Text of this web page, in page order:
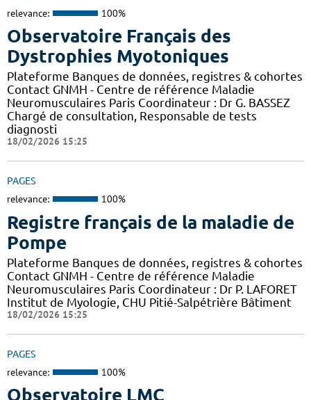
relevance: 100%
Observatoire Français des
Dystrophies Myotoniques
Plateforme Banques de données, registres & cohortes
Contact GNMH - Centre de référence Maladie
Neuromusculaires Paris Coordinateur : Dr G. BASSEZ
Chargé de consultation, Responsable de tests
diagnosti
18/02/2026 15:25
PAGES
relevance: 100%
Registre français de la maladie de
Pompe
Plateforme Banques de données, registres & cohortes
Contact GNMH - Centre de référence Maladie
Neuromusculaires Paris Coordinateur : Dr P. LAFORET
Institut de Myologie, CHU Pitié-Salpétrière Bâtiment
18/02/2026 15:25
PAGES
relevance: 100%
Observatoire LMC